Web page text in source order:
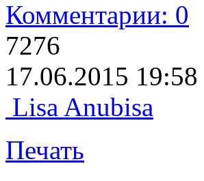
Комментарии: 0
7276
17.06.2015 19:58
Lisa Anubisa
Печать